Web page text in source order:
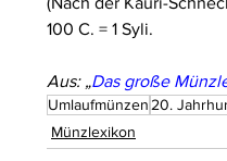
100 C. = 1 Syli.
Aus: „Das große
Umlaufmünzen 20.
Münzlexikon